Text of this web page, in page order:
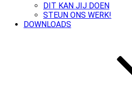
DIT KAN JIJ DOEN
STEUN ONS WERK!
DOWNLOADS